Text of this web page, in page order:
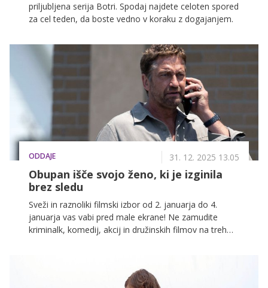
priljubljena serija Botri. Spodaj najdete celoten spored
za cel teden, da boste vedno v koraku z dogajanjem.
ODDAJE 31. 12. 2025 13.05
Obupan išče svojo ženo, ki je izginila
brez sledu
Sveži in raznoliki filmski izbor od 2. januarja do 4.
januarja vas vabi pred male ekrane! Ne zamudite
kriminalk, komedij, akcij in družinskih filmov na treh